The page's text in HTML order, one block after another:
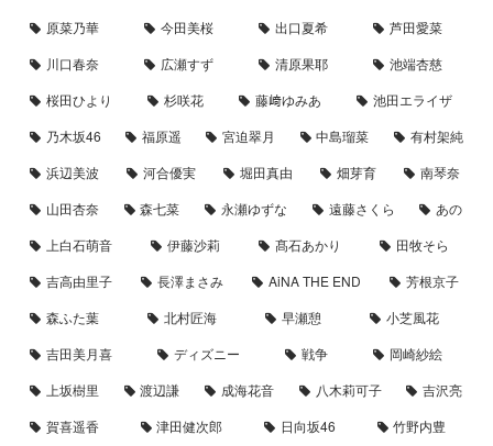
原菜乃華 今田美桜 出口夏希
芦田愛菜
川口春奈
広瀬すず 清原果耶
池端杏慈
桜田ひより
杉咲花 藤﨑ゆみあ
池田エライザ
乃木坂46
福原遥 宮迫翠月 中島瑠菜
有村架純
浜辺美波
河合優実 堀田真由 畑芽育
南琴奈
山田杏奈
森七菜 永瀬ゆずな 遠藤さくら
あの
上白石萌音
伊藤沙莉 髙石あかり
田牧そら
吉高由里子
長澤まさみ AiNA THE END
芳根京子
森ふた葉
北村匠海 早瀬憩
小芝風花
吉田美月喜
ディズニー 戦争
岡崎紗絵
上坂樹里
渡辺謙 成海花音 八木莉可子
吉沢亮
賀喜遥香
津田健次郎 日向坂46
竹野内豊